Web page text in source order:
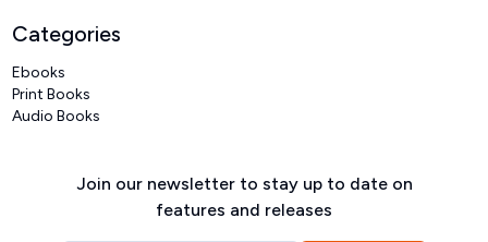
Categories
Ebooks
Print Books
Audio Books
Join our newsletter to stay up to date on
features and releases